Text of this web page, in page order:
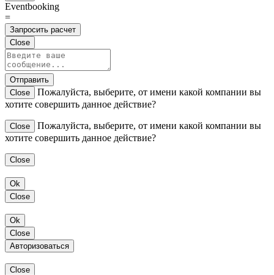
Eventbooking
=
Запросить расчет
Close
Отправить
Close
Пожалуйста, выберите, от имени какой компании вы
хотите совершить данное действие?
Close
Пожалуйста, выберите, от имени какой компании вы
хотите совершить данное действие?
Close
Ok
Close
Ok
Close
Авторизоваться
Close